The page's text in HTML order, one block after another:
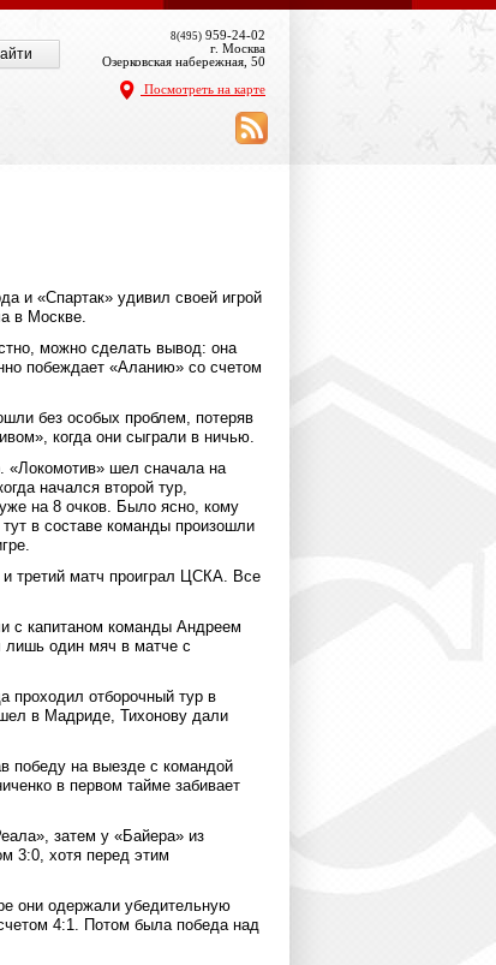
8(495) 959-24-02
г. Москва
Озерковская набережная, 50
Посмотреть на карте
и «Спартак» удивил своей игрой
в Москве.
можно сделать вывод: она
побеждает «Аланию» со счетом
без особых проблем, потеряв
когда они сыграли в ничью.
«Локомотив» шел сначала на
начался второй тур,
на 8 очков. Было ясно, кому
в составе команды произошли
и третий матч проиграл ЦСКА. Все
с капитаном команды Андреем
лишь один мяч в матче с
проходил отборочный тур в
в Мадриде, Тихонову дали
победу на выезде с командой
в первом тайме забивает
затем у «Байера» из
3:0, хотя перед этим
они одержали убедительную
4:1. Потом была победа над